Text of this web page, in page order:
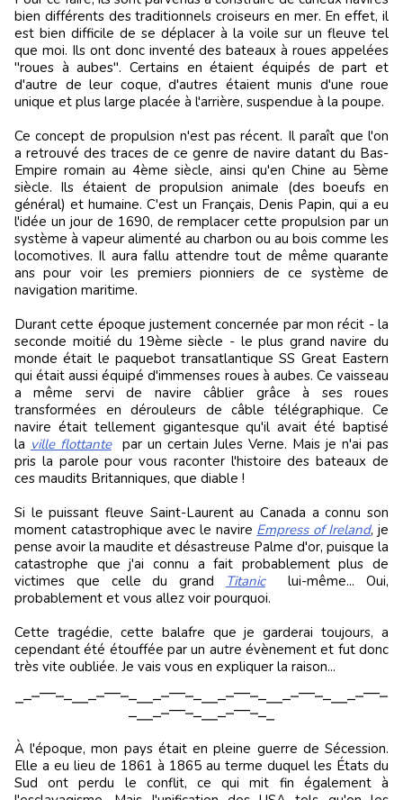
bien différents des traditionnels croiseurs en mer. En effet, il
est bien difficile de se déplacer à la voile sur un fleuve tel
que moi. Ils ont donc inventé des bateaux à roues appelées
"roues à aubes". Certains en étaient équipés de part et
d'autre de leur coque, d'autres étaient munis d'une roue
unique et plus large placée à l'arrière, suspendue à la poupe.
Ce concept de propulsion n'est pas récent. Il paraît que l'on
a retrouvé des traces de ce genre de navire datant du Bas-
Empire romain au 4ème siècle, ainsi qu'en Chine au 5ème
siècle. Ils étaient de propulsion animale (des boeufs en
général) et humaine. C'est un Français, Denis Papin, qui a eu
l'idée un jour de 1690, de remplacer cette propulsion par un
système à vapeur alimenté au charbon ou au bois comme les
locomotives. Il aura fallu attendre tout de même quarante
ans pour voir les premiers pionniers de ce système de
navigation maritime.
Durant cette époque justement concernée par mon récit - la
seconde moitié du 19ème siècle - le plus grand navire du
monde était le paquebot transatlantique SS Great Eastern
qui était aussi équipé d'immenses roues à aubes. Ce vaisseau
a même servi de navire câblier grâce à ses roues
transformées en dérouleurs de câble télégraphique. Ce
navire était tellement gigantesque qu'il avait été baptisé
la ville flottantepar un certain Jules Verne. Mais je n'ai pas
pris la parole pour vous raconter l'histoire des bateaux de
ces maudits Britanniques, que diable !
Si le puissant fleuve Saint-Laurent au Canada a connu son
moment catastrophique avec le navire Empress of Ireland, je
pense avoir la maudite et désastreuse Palme d'or, puisque la
catastrophe que j'ai connu a fait probablement plus de
victimes que celle du grand
Titaniclui-même... Oui,
probablement et vous allez voir pourquoi.
Cette tragédie, cette balafre que je garderai toujours, a
cependant été étouffée par un autre évènement et fut donc
très vite oubliée. Je vais vous en expliquer la raison...
⎽⎼⎻⎺⎺⎻⎼⎽⎽⎼⎻⎺⎺⎻⎼⎽⎽⎼⎻⎺⎺⎻⎼⎽⎽⎼⎻⎺⎺⎻⎼⎽⎽⎼⎻⎺⎺⎻⎼⎽⎽⎼⎻⎺⎺⎻
⎼⎽⎽⎼⎻⎺⎺⎻⎼⎽⎽⎼⎻⎺⎺⎻⎼⎽
À l'époque, mon pays était en pleine guerre de Sécession.
Elle a eu lieu de 1861 à 1865 au terme duquel les États du
Sud ont perdu le conflit, ce qui mit fin également à